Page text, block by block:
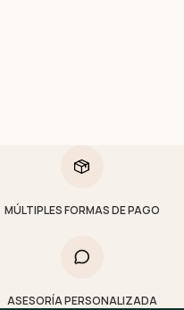
MÚLTIPLES FORMAS DE PAGO
ASESORÍA PERSONALIZADA